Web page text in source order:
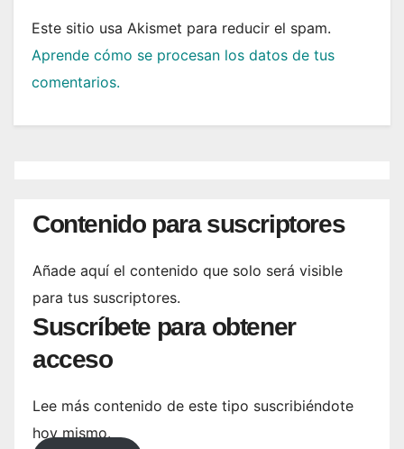
Este sitio usa Akismet para reducir el spam.
Aprende cómo se procesan los datos de tus
comentarios.
Contenido para suscriptores
Añade aquí el contenido que solo será visible
para tus suscriptores.
Suscríbete para obtener
acceso
Lee más contenido de este tipo suscribiéndote
hoy mismo.